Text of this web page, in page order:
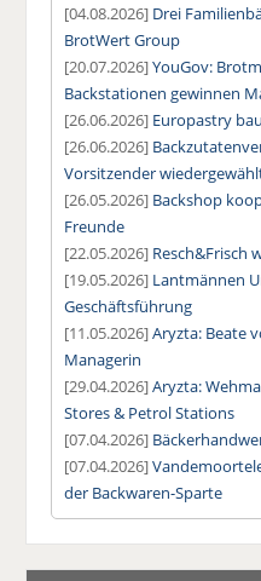
[04.08.2026] Drei
BrotWert Group
[20.07.2026]YouGov:
Backstationen gewinnen
[26.06.2026] Europastry
[26.06.2026]
Vorsitzender
[26.05.2026] Backshop
Freunde
[22.05.2026] Resch&Frisch
[19.05.2026] Lantmännen
Geschäftsführung
[11.05.2026]Aryzta: Beate
Managerin
[29.04.2026]Aryzta:
Stores & Petrol Stations
[07.04.2026]
[07.04.2026]
der Backwaren-Sparte